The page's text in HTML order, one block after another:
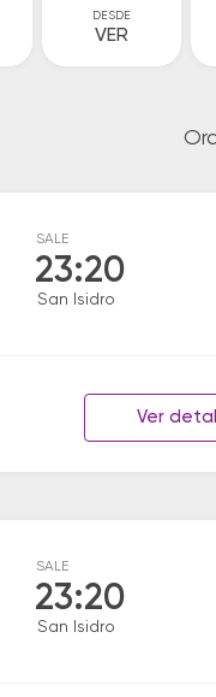
DESDE
VER
SALE
23:20
San Isidro
Ver
SALE
23:20
San Isidro